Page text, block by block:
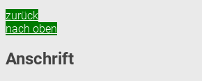
zurück
nach oben
Anschrift